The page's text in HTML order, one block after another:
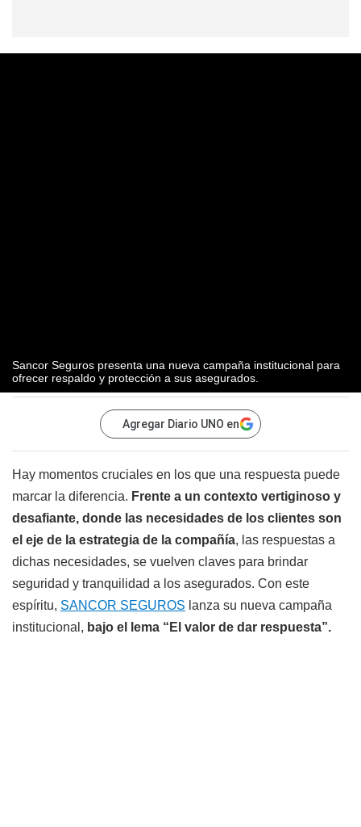
Sancor Seguros presenta una nueva campaña institucional para
ofrecer respaldo y protección a sus asegurados.
Agregar Diario UNO en
Hay momentos cruciales en los que una respuesta puede
marcar la diferencia. Frente a un contexto vertiginoso y
desafiante, donde las necesidades de los clientes son
el eje de la estrategia de la compañía, las respuestas a
dichas necesidades, se vuelven claves para brindar
seguridad y tranquilidad a los asegurados. Con este
espíritu, SANCOR SEGUROS lanza su nueva campaña
institucional, bajo el lema “El valor de dar respuesta”.